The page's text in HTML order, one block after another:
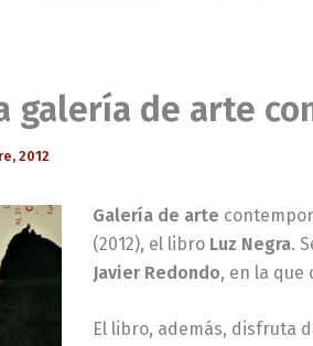
galería de arte
2012
Galería de arte
(2012), el libro Luz Negra.
Javier Redondo, en la
El libro, además, disfruta